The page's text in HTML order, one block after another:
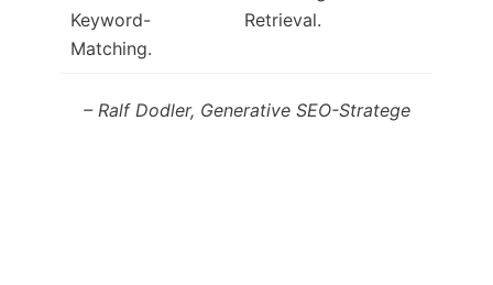
Keyword-
Matching.
Retrieval.
– Ralf Dodler, Generative SEO-Stratege